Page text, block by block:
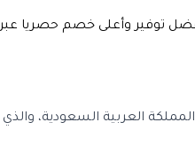
العربية السعودية،